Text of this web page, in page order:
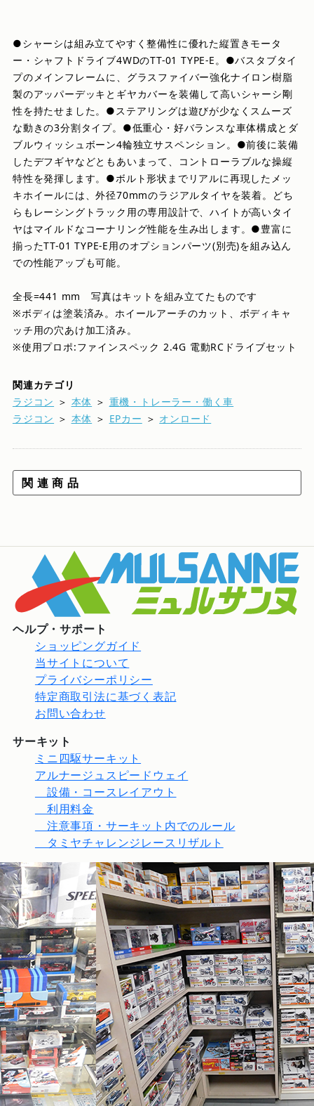
●シャーシは組み立てやすく整備性に優れた縦置きモータ
ー・シャフトドライブ4WDのTT-01 TYPE-E。●バスタブタイ
プのメインフレームに、グラスファイバー強化ナイロン樹脂
製のアッパーデッキとギヤカバーを装備して高いシャーシ剛
性を持たせました。●ステアリングは遊びが少なくスムーズ
な動きの3分割タイプ。●低重心・好バランスな車体構成とダ
ブルウィッシュボーン4輪独立サスペンション。●前後に装備
したデフギヤなどともあいまって、コントローラブルな操縦
特性を発揮します。●ボルト形状までリアルに再現したメッ
キホイールには、外径70mmのラジアルタイヤを装着。どち
らもレーシングトラック用の専用設計で、ハイトが高いタイ
ヤはマイルドなコーナリング性能を生み出します。●豊富に
揃ったTT-01 TYPE-E用のオプションパーツ(別売)を組み込ん
での性能アップも可能。
全長=441 mm 写真はキットを組み立てたものです
※ボディは塗装済み。ホイールアーチのカット、ボディキャ
ッチ用の穴あけ加工済み。
※使用プロポ:ファインスペック 2.4G 電動RCドライブセット
関連カテゴリ
ラジコン ＞ 本体 ＞ 重機・トレーラー・働く車
ラジコン ＞ 本体 ＞ EPカー ＞ オンロード
関 連 商 品
ヘルプ・サポート
ショッピングガイド
当サイトについて
プライバシーポリシー
特定商取引法に基づく表記
お問い合わせ
サーキット
ミニ四駆サーキット
アルナージュスピードウェイ
設備・コースレイアウト
利用料金
注意事項・サーキット内でのルール
タミヤチャレンジレースリザルト